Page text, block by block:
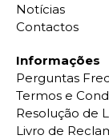
Notícias
Contactos
Informações
Perguntas
Termos e
Resolução de
Livro de